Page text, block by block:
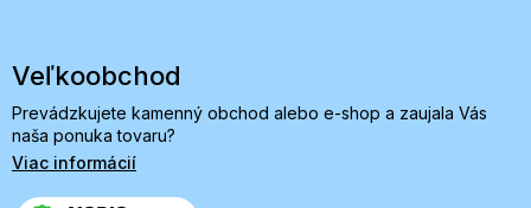
Veľkoobchod
Prevádzkujete kamenný obchod alebo e-shop a zaujala Vás
naša ponuka tovaru?
Viac informácií